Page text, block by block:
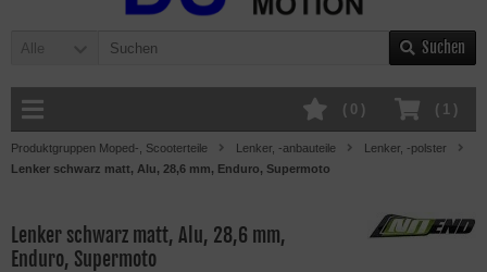
Alle Suchen
( 1 )
( 0 )
Produktgruppen Moped-, Scooterteile Lenker, -anbauteile
Lenker, -polster
Lenker schwarz matt, Alu, 28,6 mm, Enduro, Supermoto
Lenker schwarz matt, Alu, 28,6 mm,
Enduro, Supermoto